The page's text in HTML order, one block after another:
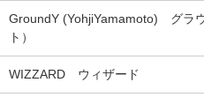
GroundY (YohjiYamamoto) グラ
ト）
WIZZARD ウィザード